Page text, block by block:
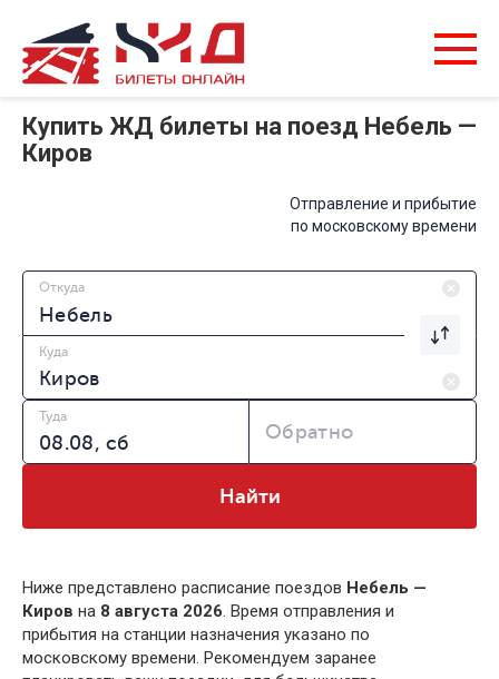
Купить ЖД билеты на поезд Небель —
Киров
Отправление и прибытие
по московскому времени
Откуда
Куда
Туда
Обратно
Найти
Ниже представлено расписание поездов Небель —
Киров на 8 августа 2026. Время отправления и
прибытия на станции назначения указано по
московскому времени. Рекомендуем заранее